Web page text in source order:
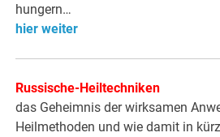
hungern…
hier weiter
Russische-Heiltechniken
das Geheimnis der wirksamen
Heilmethoden und wie damit in